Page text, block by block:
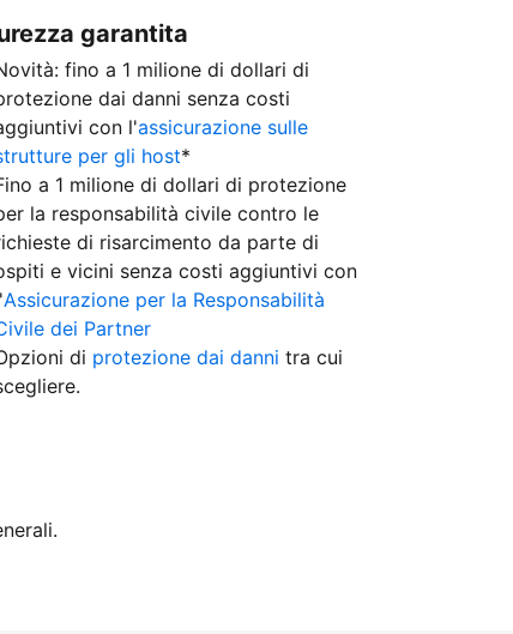
garantita
fino a 1 milione di dollari di
dai danni senza costi
con l'assicurazione sulle
per gli host*
a 1 milione di dollari di protezione
la responsabilità civile contro le
di risarcimento da parte di
e vicini senza costi aggiuntivi con
Assicurazione per la Responsabilità
dei Partner
di protezione dai danni tra cui